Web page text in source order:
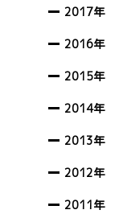
2017年
2016年
2015年
2014年
2013年
2012年
2011年